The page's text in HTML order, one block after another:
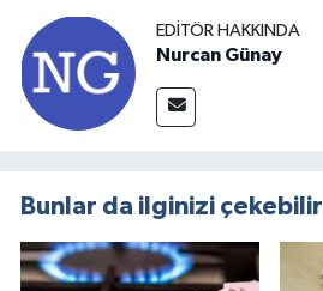
EDITÖR HAKKINDA
Nurcan Günay
Bunlar da ilginizi çekebilir